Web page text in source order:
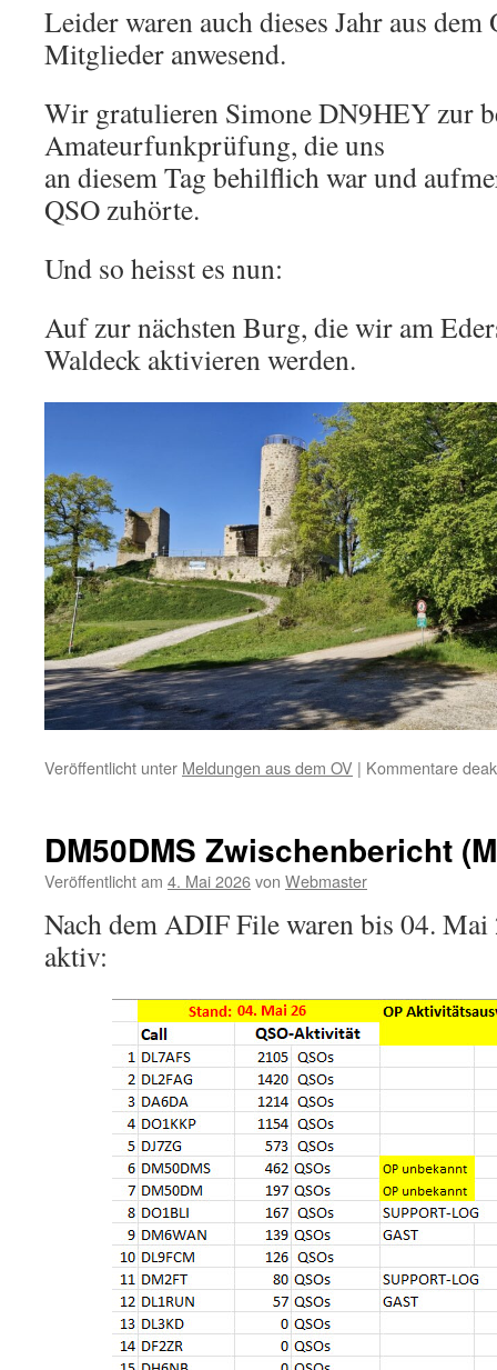
Leider waren auch dieses Jahr aus
Mitglieder anwesend.
Wir gratulieren Simone DN9HEY zur
Amateurfunkprüfung, die uns
an diesem Tag behilflich war und
QSO zuhörte.
Und so heisst es nun:
Auf zur nächsten Burg, die wir am
Waldeck aktivieren werden.
Veröffentlicht unter Meldungen aus dem OV | Kommentare
DM50DMS Zwischenbericht
Veröffentlicht am 4. Mai 2026von Webmaster
Nach dem ADIF File waren bis 04. Mai
aktiv: